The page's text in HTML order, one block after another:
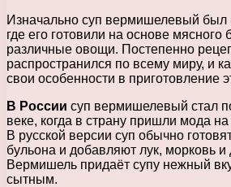
Изначально суп вермишелевый был
где его готовили на основе мясного
различные овощи. Постепенно
распространился по всему миру, и
свои особенности в приготовление
В России суп вермишелевый стал
веке, когда в страну пришли мода
В русской версии суп обычно
бульона и добавляют лук, морковь и
Вермишель придаёт супу нежный
сытным.